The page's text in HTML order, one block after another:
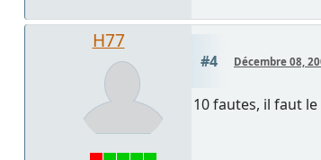
H77
#4 Décembre 08,
10 fautes, il faut le